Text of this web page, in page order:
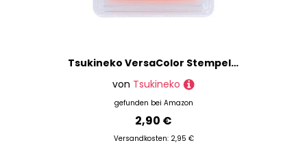
Tsukineko VersaColor Stempelkissen - Rosa, Seashell - Klein - Deckend, Wassbasis - Wasserfest - Embossing
von Tsukineko
gefunden bei Amazon
2,90 €
Versandkosten: 2,95 €